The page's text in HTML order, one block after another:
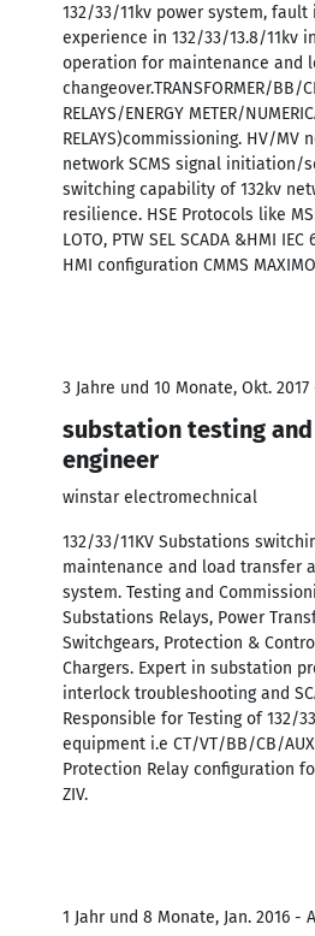
132/33/11kv power system,
experience in 132/33/13.8/11kv
operation for maintenance and
changeover.TRANSFORMER/BB/
RELAYS/ENERGY METER/
RELAYS)commissioning. HV/
network SCMS signal initiation/
switching capability of 132kv
resilience. HSE Protocols like
LOTO, PTW SEL SCADA &HMI
HMI configuration CMMS MAXIMO
3 Jahre und 10 Monate, Okt. 2017
substation testing
engineer
winstar electromechnical
132/33/11KV Substations
maintenance and load transfer
system. Testing and
Substations Relays, Power
Switchgears, Protection &
Chargers. Expert in substation
interlock troubleshooting and
Responsible for Testing of 132/
equipment i.e CT/VT/BB/CB/
Protection Relay configuration for
ZIV.
1 Jahr und 8 Monate, Jan. 2016 -